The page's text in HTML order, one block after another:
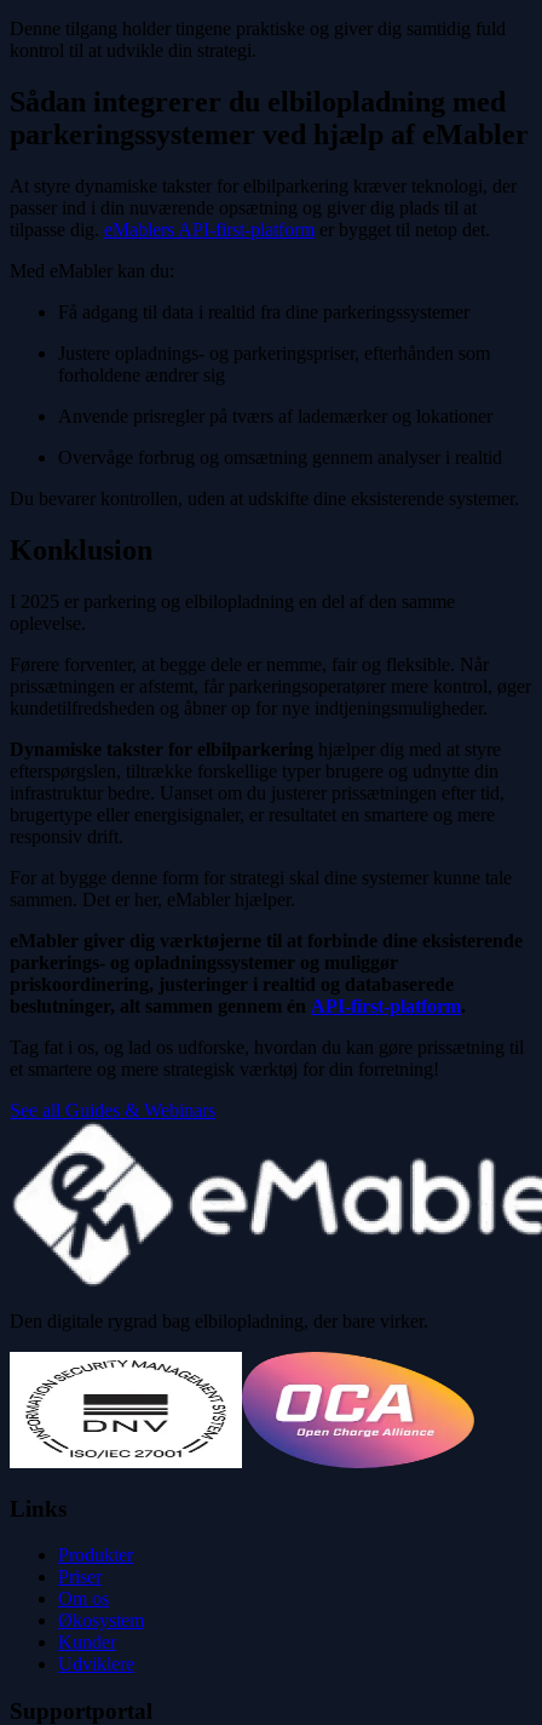
Denne tilgang holder tingene praktiske og giver dig samtidig fuld
kontrol til at udvikle din strategi.
Sådan integrerer du elbilopladning med
parkeringssystemer ved hjælp af eMabler
At styre dynamiske takster for elbilparkering kræver teknologi, der
passer ind i din nuværende opsætning og giver dig plads til at
tilpasse dig. eMablers API-first-platform er bygget til netop det.
Med eMabler kan du:
Få adgang til data i realtid fra dine parkeringssystemer
Justere opladnings- og parkeringspriser, efterhånden som
forholdene ændrer sig
Anvende prisregler på tværs af lademærker og lokationer
Overvåge forbrug og omsætning gennem analyser i realtid
Du bevarer kontrollen, uden at udskifte dine eksisterende systemer.
Konklusion
I 2025 er parkering og elbilopladning en del af den samme
oplevelse.
Førere forventer, at begge dele er nemme, fair og fleksible. Når
prissætningen er afstemt, får parkeringsoperatører mere kontrol, øger
kundetilfredsheden og åbner op for nye indtjeningsmuligheder.
Dynamiske takster for elbilparkering hjælper dig med at styre
efterspørgslen, tiltrække forskellige typer brugere og udnytte din
infrastruktur bedre. Uanset om du justerer prissætningen efter tid,
brugertype eller energisignaler, er resultatet en smartere og mere
responsiv drift.
For at bygge denne form for strategi skal dine systemer kunne tale
sammen. Det er her, eMabler hjælper.
eMabler giver dig værktøjerne til at forbinde dine eksisterende
parkerings- og opladningssystemer og muliggør
priskoordinering, justeringer i realtid og databaserede
beslutninger, alt sammen gennem én API-first-platform.
Tag fat i os, og lad os udforske, hvordan du kan gøre prissætning til
et smartere og mere strategisk værktøj for din forretning!
See all Guides & Webinars
Den digitale rygrad bag elbilopladning, der bare virker.
Links
Produkter
Priser
Om os
Økosystem
Kunder
Udviklere
Supportportal